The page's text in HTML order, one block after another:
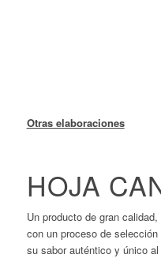
Otras elaboraciones
HOJA
Un producto de gran
con un proceso de
su sabor auténtico y único